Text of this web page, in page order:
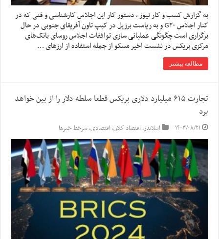
به گزارش کسب و کار نیوز ، دستور کار این اجلاس کارشناسی و فنی که در
کنار اجلاس G۲۰ و به ریاست برزیل در کیپ تاون آفریقای جنوبی در حال
برگزاری است چگونگی عملیاتی سازی توافقات اجلاس روسای بانک‌های
مرکزی بریکس در نشست اخیر مسکو از جمله استفاده از ارز‌های …
مطالعه بیشتر
تجارت ۶۱۵ میلیارد دلاری بریکس قطعا سلطه دلار را از بین خواهد
برد
۱۴۰۳/۰۸/۲۱ اسلایدر,اقتصاد کلان,اقتصادی,سرخط خبرها